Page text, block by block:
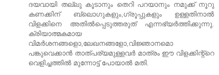
ദയവായി തല്ലു കൂടാനും തെറി പറയാനും നമുക്ക് നൂറു
കണക്കിന് ബ്ലൊഗുകളും,ഗ്രൂപ്പുകളും ഉള്ളതിനാല്‍
വിളക്കിനെ അതില്‍പ്പെടുത്തരുത് എന്നഭ്യര്‍ത്തിക്കുന്നു.
ക്രിയാത്മകമായ
വിമര്‍ശനങ്ങളൊ,ലേഖനങ്ങളോ,വിജ്ഞാനമൊ
പങ്കുവെക്കാന്‍ താത്പര്യമുള്ളവര്‍ മാത്രം ഈ വിളക്കിന്റ്റെ
വെളിച്ചത്തില്‍ മുന്നോട്ട് പോയാല്‍ മതി.